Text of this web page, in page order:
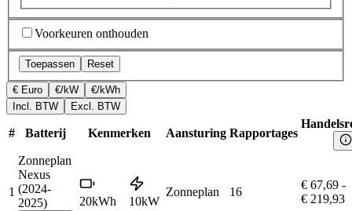
Voorkeuren onthouden
Toepassen Reset
€ Euro €/kW
€/kWh
Incl. BTW
Excl. BTW
# Batterij Kenmerken Aansturing Rapportages
1
Zonneplan
Nexus
(2024-
2025)
20kWh 10kW
Zonneplan 16
€ 67,69 -
€ 219,93